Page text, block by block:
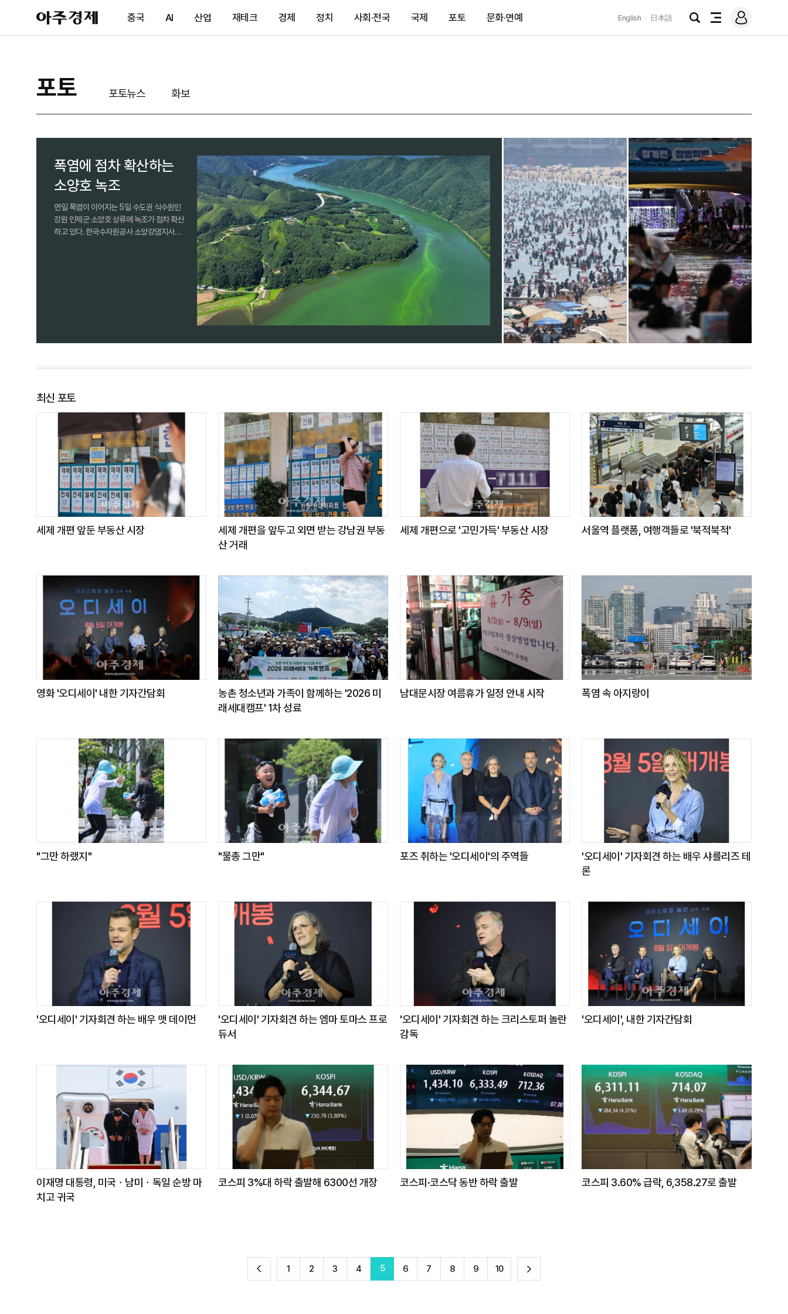
아
주
제
중국 AI 산업 재테크 경제 정치 사회·전국 국제 포토 문화·연예 English 日本語
검
전
메
그
포토 포토뉴스 화보
폭염에 점차 확산하는
소양호 녹조
연일 폭염이 이어지는 5일 수도권 식수원인
강원 인제군 소양호 상류에 녹조가 점차 확산
하고 있다. 한국수자원공사 소양강댐지사와
최신 포토
세제 개편 앞둔 부동산 시장
세제 개편을 앞두고 외면 받는 강남권 부동
산 거래
세제 개편으로 '고민가득' 부동산 시장 서울역 플랫폼, 여행객들로 '북적북적'
영화 '오디세이' 내한 기자간담회
농촌 청소년과 가족이 함께하는 '2026 미
래세대캠프' 1차 성료
남대문시장 여름휴가 일정 안내 시작 폭염 속 아지랑이
"그만 하랬지" "물총 그만" 포즈 취하는 '오디세이'의 주역들
'오디세이' 기자회견 하는 배우 샤를리즈 테
론
'오디세이' 기자회견 하는 배우 맷 데이먼
'오디세이' 기자회견 하는 엠마 토마스 프로
듀서
'오디세이' 기자회견 하는 크리스토퍼 놀란
감독
'오디세이', 내한 기자간담회
이재명 대통령, 미국ㆍ남미ㆍ독일 순방 마
치고 귀국
코스피 3%대 하락 출발해 6300선 개장 코스피·코스닥 동반 하락 출발 코스피 3.60% 급락, 6,358.27로 출발
이 1 2 3 4 5 6 7 8 9 10 다